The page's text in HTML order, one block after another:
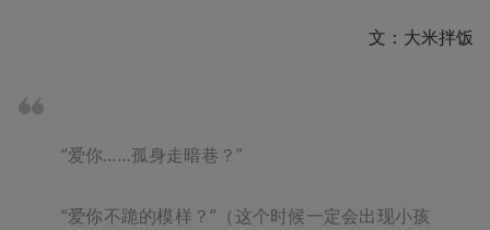
文：大米拌饭
“爱你……孤身走暗巷？”
“爱你不跪的模样？”（这个时候一定会出现小孩